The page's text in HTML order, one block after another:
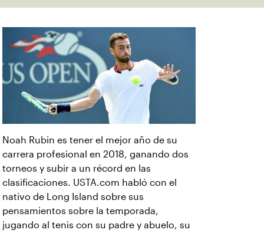
Noah Rubin es tener el mejor año de su
carrera profesional en 2018, ganando dos
torneos y subir a un récord en las
clasificaciones. USTA.com habló con el
nativo de Long Island sobre sus
pensamientos sobre la temporada,
jugando al tenis con su padre y abuelo, su